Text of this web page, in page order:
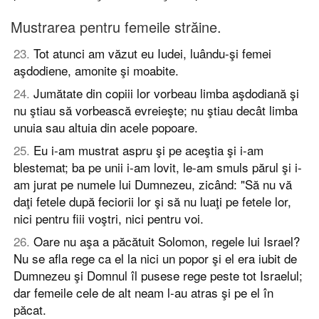
Mustrarea pentru femeile străine.
23. Tot atunci am văzut eu Iudei, luându-şi femei
aşdodiene, amonite şi moabite.
24. Jumătate din copiii lor vorbeau limba aşdodiană şi
nu ştiau să vorbească evreieşte; nu ştiau decât limba
unuia sau altuia din acele popoare.
25. Eu i-am mustrat aspru şi pe aceştia şi i-am
blestemat; ba pe unii i-am lovit, le-am smuls părul şi i-
am jurat pe numele lui Dumnezeu, zicând: "Să nu vă
daţi fetele după feciorii lor şi să nu luaţi pe fetele lor,
nici pentru fiii voştri, nici pentru voi.
26. Oare nu aşa a păcătuit Solomon, regele lui Israel?
Nu se afla rege ca el la nici un popor şi el era iubit de
Dumnezeu şi Domnul îl pusese rege peste tot Israelul;
dar femeile cele de alt neam l-au atras şi pe el în
păcat.